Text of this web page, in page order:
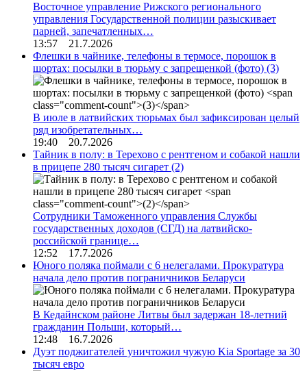
Восточное управление Рижского регионального
управления Государственной полиции разыскивает
парней, запечатленных…
13:57 21.7.2026
Флешки в чайнике, телефоны в термосе, порошок в
шортах: посылки в тюрьму с запрещенкой (фото) (3)
В июле в латвийских тюрьмах был зафиксирован целый
ряд изобретательных…
19:40 20.7.2026
Тайник в полу: в Терехово с рентгеном и собакой нашли
в прицепе 280 тысяч сигарет (2)
Сотрудники Таможенного управления Службы
государственных доходов (СГД) на латвийско-
российской границе…
12:52 17.7.2026
Юного поляка поймали с 6 нелегалами. Прокуратура
начала дело против пограничников Беларуси
В Кедайнском районе Литвы был задержан 18-летний
гражданин Польши, который…
12:48 16.7.2026
Дуэт поджигателей уничтожил чужую Kia Sportage за 30
тысяч евро